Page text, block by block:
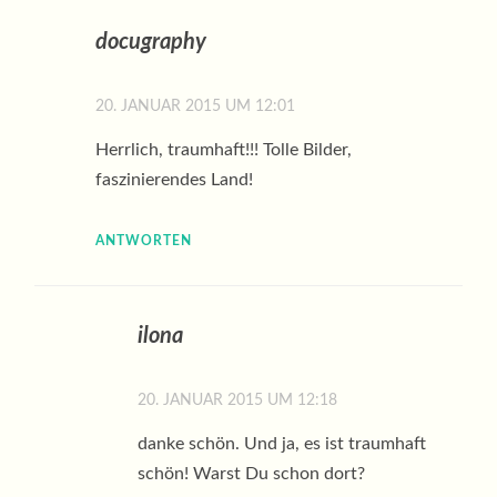
docugraphy
20. JANUAR 2015 UM 12:01
Herrlich, traumhaft!!! Tolle Bilder,
faszinierendes Land!
ANTWORTEN
ilona
20. JANUAR 2015 UM 12:18
danke schön. Und ja, es ist traumhaft
schön! Warst Du schon dort?